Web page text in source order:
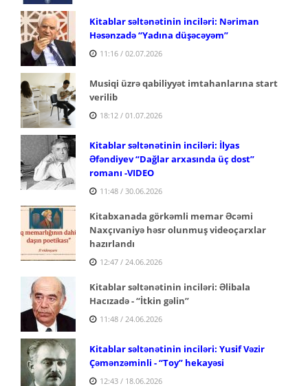
Kitablar səltənətinin inciləri: Nəriman
Həsənzadə “Yadına düşəcəyəm”
11:16 / 02.07.2026
Musiqi üzrə qabiliyyət imtahanlarına start
verilib
18:12 / 01.07.2026
Kitablar səltənətinin inciləri: İlyas
Əfəndiyev“Dağlar arxasında üç dost”
romanı -VIDEO
11:48 / 30.06.2026
Kitabxanada görkəmli memar Əcəmi
Naxçıvaniyə həsrolunmuş videoçarxlar
hazırlandı
12:47 / 24.06.2026
Kitablar səltənətinin inciləri: Əlibala
Hacızadə - “İtkin gəlin”
11:48 / 24.06.2026
Kitablar səltənətinin inciləri: Yusif Vəzir
Çəmənzəminli -“Toy” hekayəsi
12:43 / 18.06.2026